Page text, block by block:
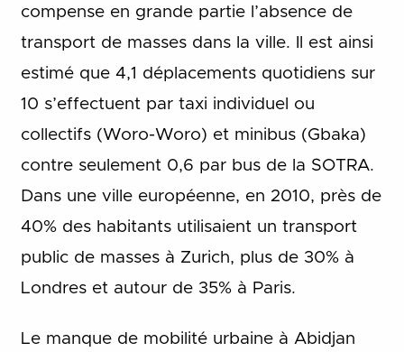
compense en grande partie l’absence de
transport de masses dans la ville. Il est ainsi
estimé que 4,1 déplacements quotidiens sur
10 s’effectuent par taxi individuel ou
collectifs (Woro-Woro) et minibus (Gbaka)
contre seulement 0,6 par bus de la SOTRA.
Dans une ville européenne, en 2010, près de
40% des habitants utilisaient un transport
public de masses à Zurich, plus de 30% à
Londres et autour de 35% à Paris.
Le manque de mobilité urbaine à Abidjan